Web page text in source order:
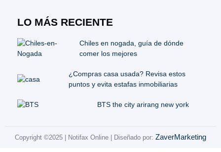
LO MÁS RECIENTE
Chiles en nogada, guía de dónde
comer los mejores
¿Compras casa usada? Revisa estos
puntos y evita estafas inmobiliarias
BTS the city arirang new york
Copyright ©2025 | Notifax Online | Diseñado por: ZaverMarketing